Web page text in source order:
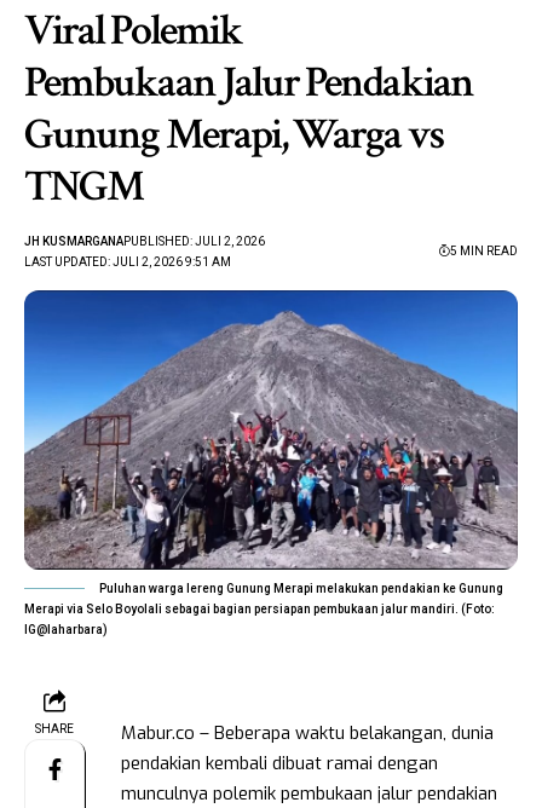
Viral Polemik
Pembukaan Jalur Pendakian
Gunung Merapi, Warga vs
TNGM
LAST UPDATED: JULI 2, 2026 9:51 AM
JH KUSMARGANAPUBLISHED: JULI 2, 2026
5 MIN READ
Puluhan warga lereng Gunung Merapi melakukan pendakian ke Gunung
Merapi via Selo Boyolali sebagai bagian persiapan pembukaan jalur mandiri. (Foto:
IG@laharbara)
SHARE
Mabur.co – Beberapa waktu belakangan, dunia
pendakian kembali dibuat ramai dengan
munculnya polemik pembukaan jalur pendakian